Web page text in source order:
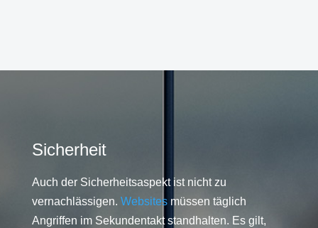
Sicherheit
Auch der Sicherheitsaspekt ist nicht zu
vernachlässigen. Websitesmüssen täglich
Angriffen im Sekundentakt standhalten. Es gilt,